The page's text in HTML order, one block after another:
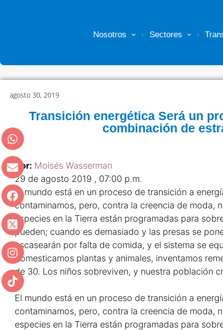
Nosotros Sectores
agosto 30, 2019
Transición energética Será un
combinación de
Por: Moisés Wasserman
29 de agosto 2019 , 07:00 p.m.
El mundo está en un proceso de transición a
contaminamos, pero, contra la creencia de moda,
especies en la Tierra están programadas para
pueden; cuando es demasiado y las presas se
escasearán por falta de comida, y el sistema se
domesticamos plantas y animales, inventamos
de 30. Los niños sobreviven, y nuestra población
El mundo está en un proceso de transición a
contaminamos, pero, contra la creencia de moda,
especies en la Tierra están programadas para